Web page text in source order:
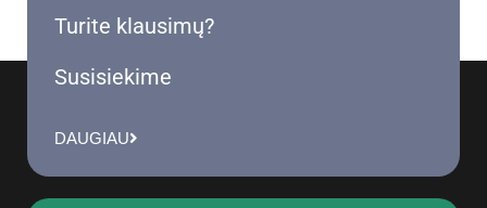
Turite klausimų?
Susisiekime
DAUGIAU